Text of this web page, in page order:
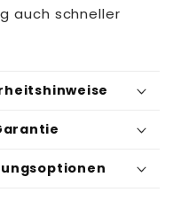
auch schneller
5689441